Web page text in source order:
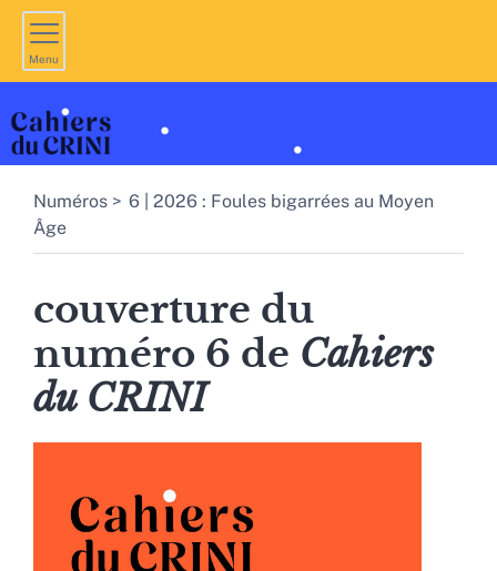
Menu
Numéros
6 | 2026 : Foules bigarrées au Moyen
Âge
couverture du
numéro 6 de Cahiers
du CRINI